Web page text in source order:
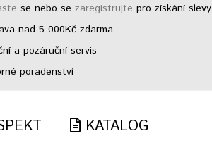
se nebo sezaregistrujte pro získání slevy
nad 5 000Kč zdarma
a pozáruční servis
poradenství
KATALOG